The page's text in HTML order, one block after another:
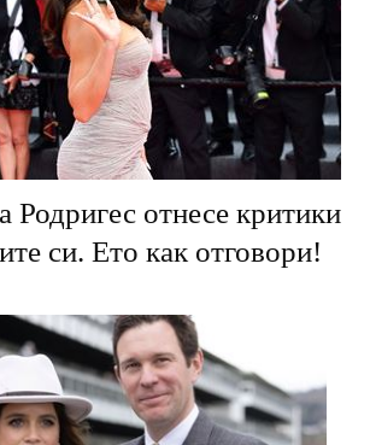
отнесе критики
си. Ето как отговори!